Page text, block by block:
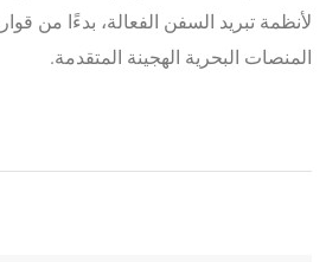
لأنظمة تبريد السفن الفعالة، بدءًا من
المنصات البحرية الهجينة المتقدمة.